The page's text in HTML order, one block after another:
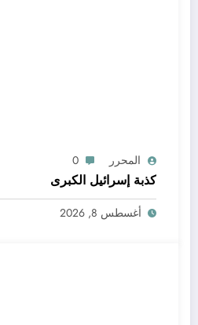
المحرر 0
كذبة إسرائيل الكبرى
أغسطس 8, 2026